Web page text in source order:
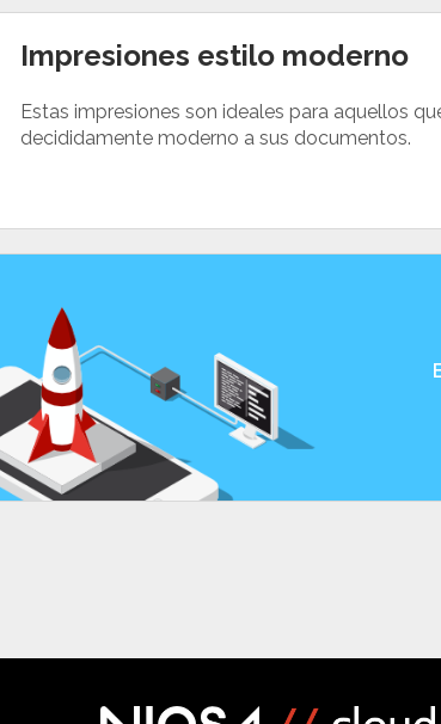
Impresiones estilo moderno
Estas impresiones son ideales para aquellos
decididamente moderno a sus documentos.